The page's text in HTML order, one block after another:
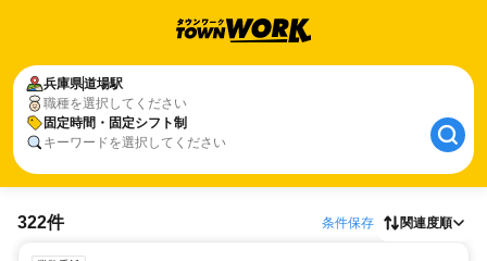
兵庫県道場駅
職種を選択してください
固定時間・固定シフト制
キーワードを選択してください
322件 条件保存 関連度順